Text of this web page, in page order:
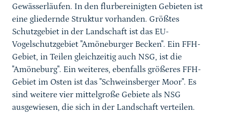
Gewässerläufen. In den flurbereinigten Gebieten ist
eine gliedernde Struktur vorhanden. Größtes
Schutzgebiet in der Landschaft ist das EU-
Vogelschutzgebiet "Amöneburger Becken". Ein FFH-
Gebiet, in Teilen gleichzeitig auch NSG, ist die
"Amöneburg". Ein weiteres, ebenfalls größeres FFH-
Gebiet im Osten ist das "Schweinsberger Moor". Es
sind weitere vier mittelgroße Gebiete als NSG
ausgewiesen, die sich in der Landschaft verteilen.